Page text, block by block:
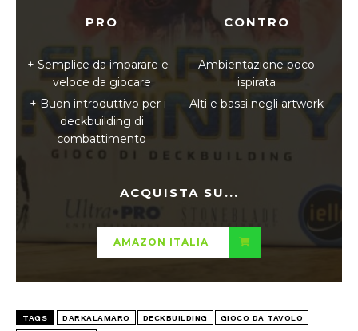
PRO
Semplice da imparare e
veloce da giocare
Buon introduttivo per i
deckbuilding di
combattimento
CONTRO
Ambientazione poco
ispirata
Alti e bassi negli artwork
ACQUISTA SU...
AMAZON ITALIA
TAGS DARKALAMARO DECKBUILDING GIOCO DA TAVOLO